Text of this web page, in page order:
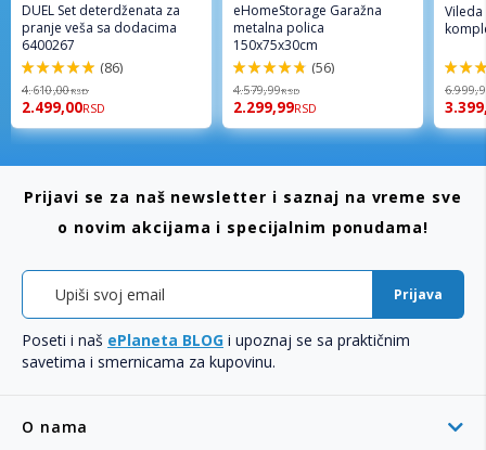
DUEL Set deterdženata za
pranje veša sa dodacima
6400267
98%
(86)
4.610,00RSD
2.499,00RSD
eHomeStorage Garažna
metalna polica
150x75x30cm
96%
(56)
4.579,99RSD
2.299,99RSD
92%
O nama
Prijavi se za naš newsletter i saznaj na vreme sve
o novim akcijama i specijalnim ponudama!
Prijava
Poseti i naš ePlaneta BLOG i upoznaj se sa praktičnim
savetima i smernicama za kupovinu.